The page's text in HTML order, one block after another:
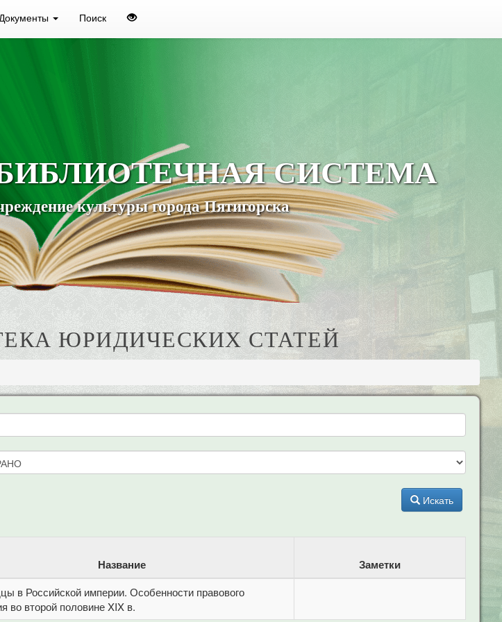
Поиск
СИСТЕМА
культуры города Пятигорска
ЮРИДИЧЕСКИХ СТАТЕЙ
Искать
Название Заметки
в Российской империи. Особенности правового
во второй половине XIX в.